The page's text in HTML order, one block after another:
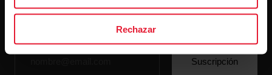
Rechazar